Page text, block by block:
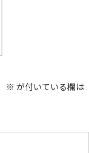
※ が付いている欄は